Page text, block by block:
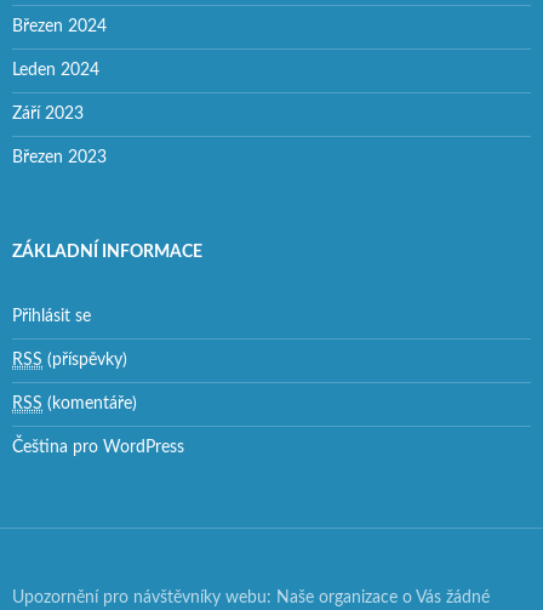
Březen 2024
Leden 2024
Září 2023
Březen 2023
ZÁKLADNÍ INFORMACE
Přihlásit se
RSS (příspěvky)
RSS (komentáře)
Čeština pro WordPress
Upozornění pro návštěvníky webu: Naše organizace o Vás žádné